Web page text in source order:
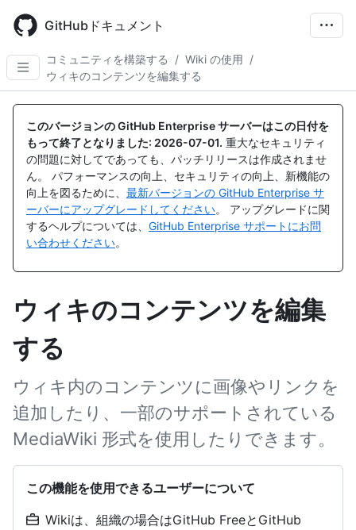
main
content
GitHubドキュメント
コミュニティを構築する / Wiki の使用 /
ウィキのコンテンツを編集する
このバージョンの GitHub Enterprise サーバーはこの日付を
もって終了となりました: 2026-07-01. 重大なセキュリティ
の問題に対してであっても、パッチリリースは作成されませ
ん。 パフォーマンスの向上、セキュリティの向上、新機能の
向上を図るために、 最新バージョンの GitHub Enterprise サ
ーバーにアップグレードしてください。 アップグレードに関
するヘルプについては、 GitHub Enterprise サポートにお問
い合わせください。
ウィキのコンテンツを編集
する
ウィキ内のコンテンツに画像やリンクを
追加したり、一部のサポートされている
MediaWiki 形式を使用したりできます。
この機能を使用できるユーザーについて
Wikiは、組織の場合はGitHub FreeとGitHub